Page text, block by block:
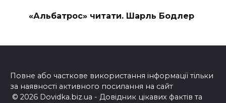
«Альбатрос» читати. Шарль Бодлер
Повне або часткове використання інформації тільки
за наявності активного посилання на сайт
© 2026 Dovidka.biz.ua - Довідник цікавих фактів та